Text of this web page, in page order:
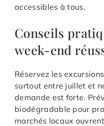
accessibles à tous.
Conseils
week-end
Réservez les
surtout entre juillet et
demande est forte.
biodégradable pour
marchés locaux